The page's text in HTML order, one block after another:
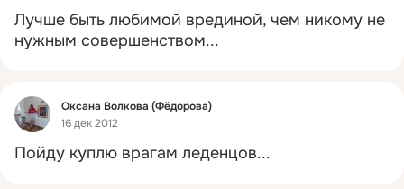
Лучше быть любимой врединой, чем никому не
нужным совершенством...
Фид
Оксана Волкова (Фёдорова)
16 дек 2012
Пойду куплю врагам леденцов...